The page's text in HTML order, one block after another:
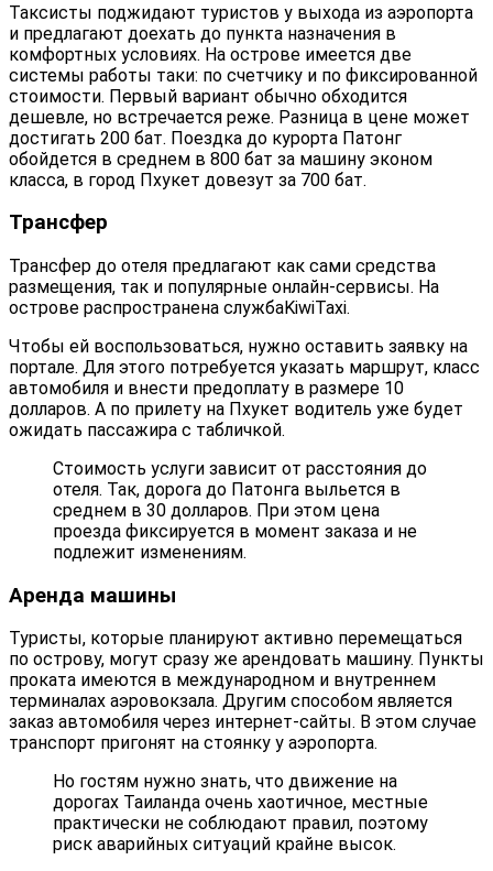
Таксисты поджидают туристов у выхода из аэропорта
и предлагают доехать до пункта назначения в
комфортных условиях. На острове имеется две
системы работы таки: по счетчику и по фиксированной
стоимости. Первый вариант обычно обходится
дешевле, но встречается реже. Разница в цене может
достигать 200 бат. Поездка до курорта Патонг
обойдется в среднем в 800 бат за машину эконом
класса, в город Пхукет довезут за 700 бат.
Трансфер
Трансфер до отеля предлагают как сами средства
размещения, так и популярные онлайн-сервисы. На
острове распространена службаKiwiTaxi.
Чтобы ей воспользоваться, нужно оставить заявку на
портале. Для этого потребуется указать маршрут, класс
автомобиля и внести предоплату в размере 10
долларов. А по прилету на Пхукет водитель уже будет
ожидать пассажира с табличкой.
Стоимость услуги зависит от расстояния до
отеля. Так, дорога до Патонга выльется в
среднем в 30 долларов. При этом цена
проезда фиксируется в момент заказа и не
подлежит изменениям.
Аренда машины
Туристы, которые планируют активно перемещаться
по острову, могут сразу же арендовать машину. Пункты
проката имеются в международном и внутреннем
терминалах аэровокзала. Другим способом является
заказ автомобиля через интернет-сайты. В этом случае
транспорт пригонят на стоянку у аэропорта.
Но гостям нужно знать, что движение на
дорогах Таиланда очень хаотичное, местные
практически не соблюдают правил, поэтому
риск аварийных ситуаций крайне высок.